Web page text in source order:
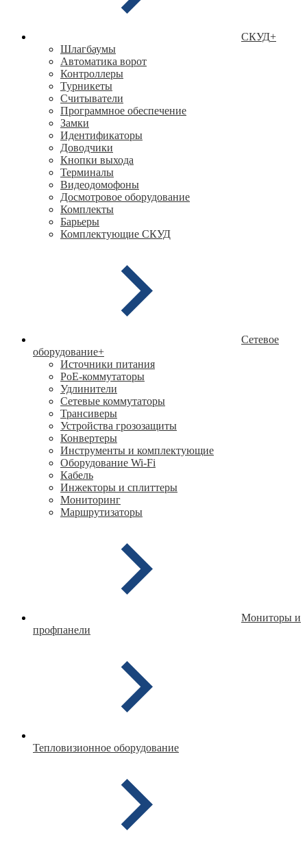
СКУД+
Шлагбаумы
Автоматика ворот
Контроллеры
Турникеты
Считыватели
Программное обеспечение
Замки
Идентификаторы
Доводчики
Кнопки выхода
Терминалы
Видеодомофоны
Досмотровое оборудование
Комплекты
Барьеры
Комплектующие СКУД
Сетевое
оборудование+
Источники питания
PoE-коммутаторы
Удлинители
Сетевые коммутаторы
Трансиверы
Устройства грозозащиты
Конвертеры
Инструменты и комплектующие
Оборудование Wi-Fi
Кабель
Инжекторы и сплиттеры
Мониторинг
Маршрутизаторы
Мониторы и
профпанели
Тепловизионное оборудование